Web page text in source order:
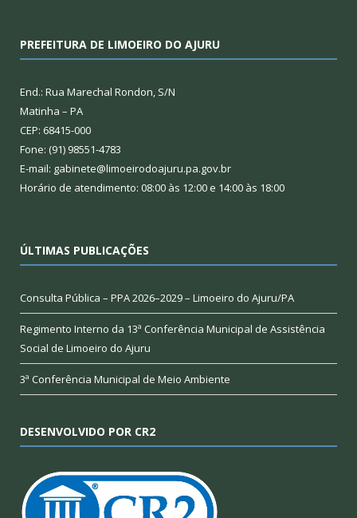
PREFEITURA DE LIMOEIRO DO AJURU
End.: Rua Marechal Rondon, S/N
Matinha – PA
CEP: 68415-000
Fone: (91) 98551-4783
E-mail: gabinete@limoeirodoajuru.pa.gov.br
Horário de atendimento: 08:00 às 12:00 e 14:00 às 18:00
ÚLTIMAS PUBLICAÇÕES
Consulta Pública – PPA 2026–2029 – Limoeiro do Ajuru/PA
Regimento Interno da 13ª Conferência Municipal de Assistência
Social de Limoeiro do Ajuru
3ª Conferência Municipal de Meio Ambiente
DESENVOLVIDO POR CR2